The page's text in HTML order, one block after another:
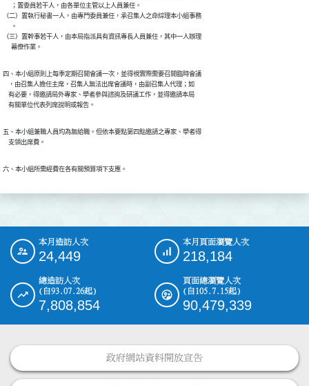
      ；置委員若干人，由各單位主管以上人員兼任。
（二）置執行秘書一人，由專門委員兼任，承召集人之命綜理本小組事務
      。
（三）置幹事若干人，由本局指派具有資訊專長人員兼任，其中一人辦理
      幕僚作業。
四、本小組原則上每季定期召開會議一次，並得視實際需要召開臨時會議
    ，由召集人擔任主席，召集人無法出席會議時，由副召集人代理；如
    有必要，得邀請局外專家、學者參與諮詢及研議工作，並得邀請本局
    有關單位代表列席說明或報告。
五、本小組兼職人員均為無給職。但依本要點第四點邀請之專家、學者得
    支領出席費。
六、本小組所需經費在各有關預算項下支應。
::: 本月造訪人次
24,449
本月頁面瀏覽人次
218,184
總造訪人次
(自93.07.26起)
7,808,854
頁面總瀏覽人次
(自105.7.15起)
90,479,339
政府網站資料開放宣告